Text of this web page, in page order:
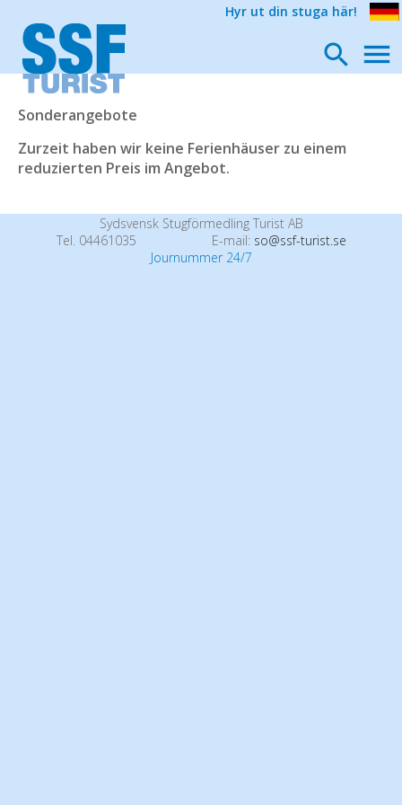
Hyr ut din stuga här!
Sonderangebote
Zurzeit haben wir keine Ferienhäuser zu einem
reduzierten Preis im Angebot.
Sydsvensk Stugförmedling Turist AB
Tel. 04461035
E-mail: so@ssf-turist.se
Journummer 24/7